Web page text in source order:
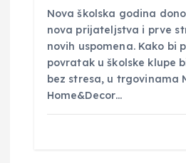
Nova školska godina
nova prijateljstva i prve
novih uspomena. Kako bi
povratak u školske klupe
bez stresa, u trgovinama
Home&Decor…